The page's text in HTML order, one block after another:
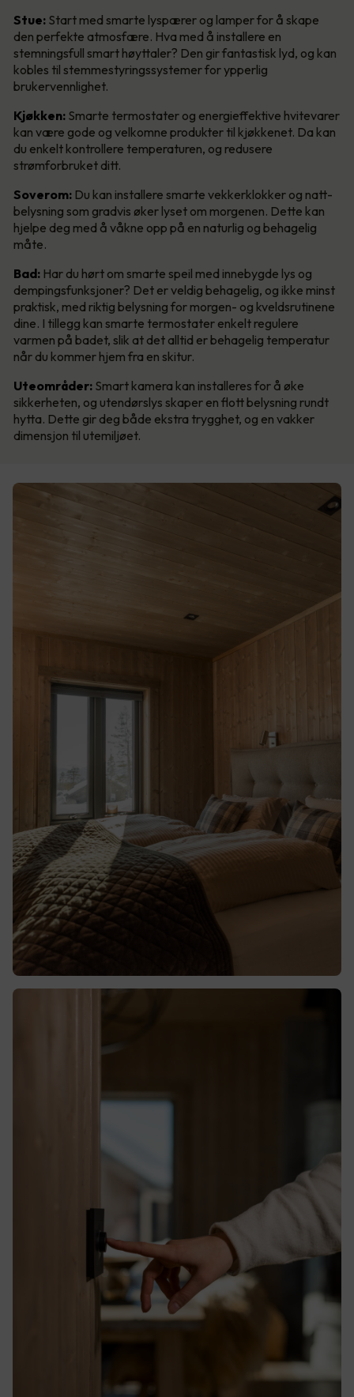
Stue: Start med smarte lyspærer og lamper for å skape
den perfekte atmosfære. Hva med å installere en
stemningsfull smart høyttaler? Den gir fantastisk lyd, og kan
kobles til stemmestyringssystemer for ypperlig
brukervennlighet.
Kjøkken: Smarte termostater og energieffektive hvitevarer
kan være gode og velkomne produkter til kjøkkenet. Da kan
du enkelt kontrollere temperaturen, og redusere
strømforbruket ditt.
Soverom: Du kan installere smarte vekkerklokker og natt-
belysning som gradvis øker lyset om morgenen. Dette kan
hjelpe deg med å våkne opp på en naturlig og behagelig
måte.
Bad: Har du hørt om smarte speil med innebygde lys og
dempingsfunksjoner? Det er veldig behagelig, og ikke minst
praktisk, med riktig belysning for morgen- og kveldsrutinene
dine. I tillegg kan smarte termostater enkelt regulere
varmen på badet, slik at det alltid er behagelig temperatur
når du kommer hjem fra en skitur.
Uteområder: Smart kamera kan installeres for å øke
sikkerheten, og utendørslys skaper en flott belysning rundt
hytta. Dette gir deg både ekstra trygghet, og en vakker
dimensjon til utemiljøet.